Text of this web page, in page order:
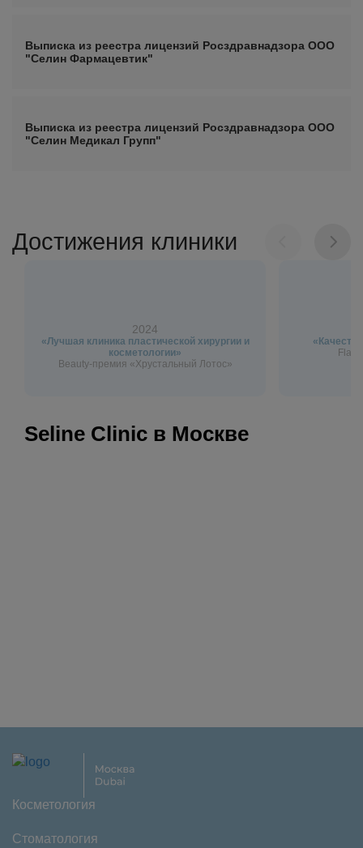
Выписка из реестра лицензий Росздравнадзора ООО
"Селин Фармацевтик"
Выписка из реестра лицензий Росздравнадзора ООО
"Селин Медикал Групп"
Достижения клиники
2024
«Лучшая клиника пластической хирургии и
косметологии»
Beauty-премия «Хрустальный Лотос»
Seline Clinic в Москве
Косметология
Стоматология